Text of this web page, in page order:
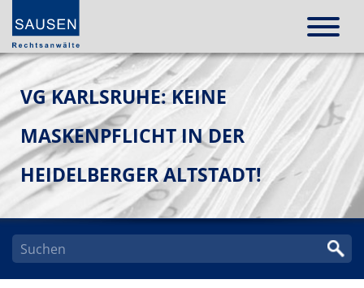
VG KARLSRUHE: KEINE
MASKENPFLICHT IN DER
HEIDELBERGER ALTSTADT!